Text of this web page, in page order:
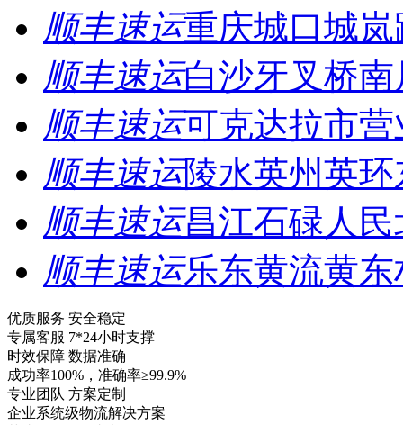
顺丰速运重庆城口城
顺丰速运白沙牙叉桥
顺丰速运可克达拉市营
顺丰速运陵水英州英
顺丰速运昌江石碌人
顺丰速运乐东黄流黄
优质服务 安全稳定
专属客服 7*24小时支撑
时效保障 数据准确
成功率100%，准确率≥99.9%
专业团队 方案定制
企业系统级物流解决方案